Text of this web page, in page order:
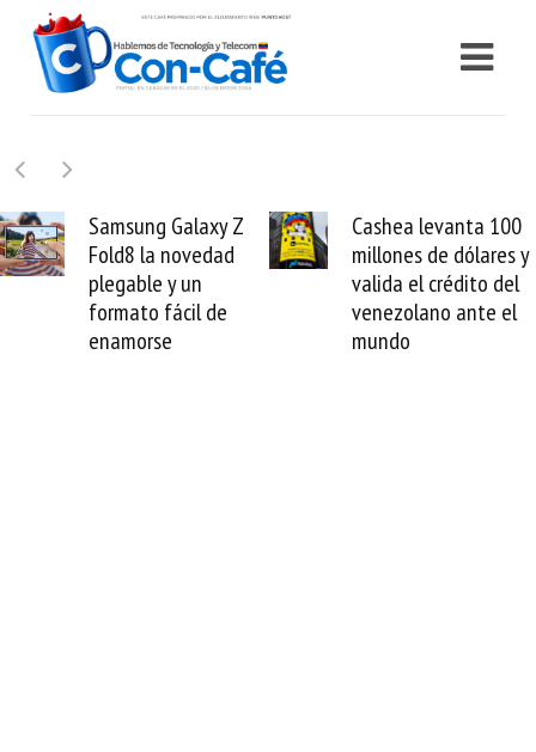
Samsung Galaxy Z
Fold8 la novedad
plegable y un
formato fácil de
enamorse
Cashea levanta 100
millones de dólares y
valida el crédito del
venezolano ante el
mundo